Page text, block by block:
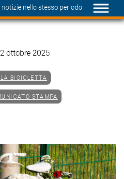
notizie nello stesso periodo
ottobre 2025
BICICLETTA
STAMPA